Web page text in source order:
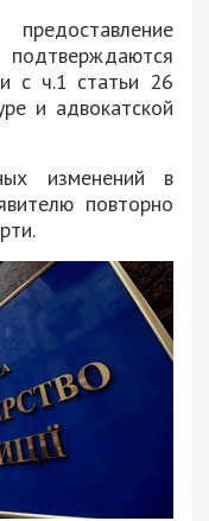
с ч.1 статьи 26
и адвокатской
изменений в
повторно